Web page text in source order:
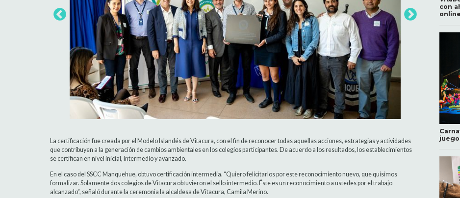
La certificación fue creada por el Modelo Islandés de Vitacura, con el fin de reconocer todas aquellas acciones, estrategias y actividades
que contribuyen a la generación de cambios ambientales en los colegios participantes. De acuerdo a los resultados, los establecimientos
se certifican en nivel inicial, intermedio y avanzado.
En el caso del SSCC Manquehue, obtuvo certificación intermedia. “Quiero felicitarlos por este reconocimiento nuevo, que quisimos
formalizar. Solamente dos colegios de Vitacura obtuvieron el sello intermedio. Éste es un reconocimiento a ustedes por el trabajo
alcanzado”, señaló durante la ceremonia la alcaldesa de Vitacura, Camila Merino.
con
online